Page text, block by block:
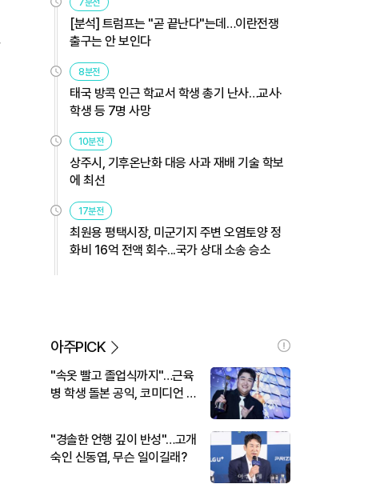
7분전
[분석] 트럼프는 "곧 끝난다"는데…이란전쟁
출구는 안 보인다
8분전
태국 방콕 인근 학교서 학생 총기 난사…교사·
학생 등 7명 사망
10분전
상주시, 기후온난화 대응 사과 재배 기술 학보
에 최선
17분전
최원용 평택시장, 미군기지 주변 오염토양 정
화비 16억 전액 회수...국가 상대 소송 승소
아주PICK
"속옷 빨고 졸업식까지"…근육
병 학생 돌본 공익, 코미디언 김
"경솔한 언행 깊이 반성"…고개
숙인 신동엽, 무슨 일이길래?